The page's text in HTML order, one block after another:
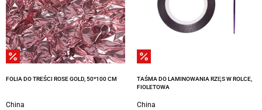
FOLIA DO TREŚCI ROSE GOLD, 50*100 CM
China
TAŚMA DO LAMINOWANIA RZĘS W ROLCE,
FIOLETOWA
China